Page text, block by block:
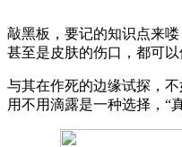
敲黑板，要记的知识点来
甚至是皮肤的伤口，都可以
与其在作死的边缘试探，
用不用滴露是一种选择，“